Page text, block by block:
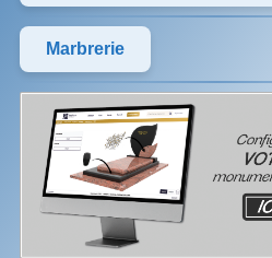
Marbrerie